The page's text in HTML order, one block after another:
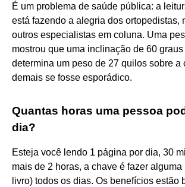
É um problema de saúde pública: a
está fazendo a alegria dos ortopedistas,
outros especialistas em coluna. Uma
mostrou que uma inclinação de 60
determina um peso de 27 quilos sobre a
demais se fosse esporádico.
Quantas horas uma pessoa
dia?
Esteja você lendo 1 página por dia, 30
mais de 2 horas, a chave é fazer
livro) todos os dias. Os benefícios estão